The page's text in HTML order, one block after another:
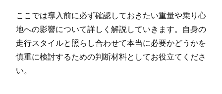
ここでは導入前に必ず確認しておきたい重量や乗り心
地への影響について詳しく解説していきます。自身の
走行スタイルと照らし合わせて本当に必要かどうかを
慎重に検討するための判断材料としてお役立てくださ
い。